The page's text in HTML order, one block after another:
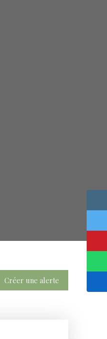
Créer une alerte